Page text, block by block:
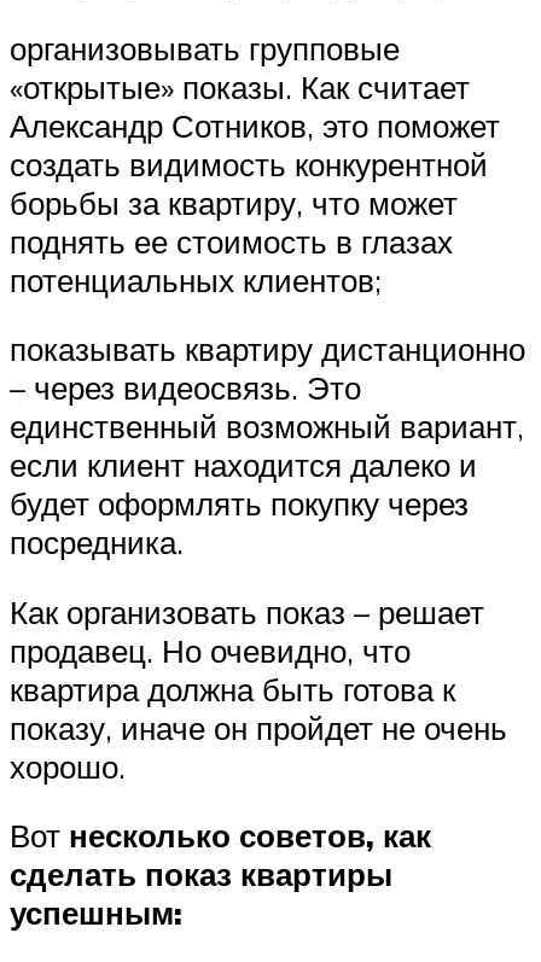
организовывать групповые
«открытые» показы. Как считает
Александр Сотников, это поможет
создать видимость конкурентной
борьбы за квартиру, что может
поднять ее стоимость в глазах
потенциальных клиентов;
показывать квартиру дистанционно
– через видеосвязь. Это
единственный возможный вариант,
если клиент находится далеко и
будет оформлять покупку через
посредника.
Как организовать показ – решает
продавец. Но очевидно, что
квартира должна быть готова к
показу, иначе он пройдет не очень
хорошо.
Вот несколько советов, как
сделать показ квартиры
успешным: